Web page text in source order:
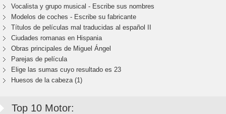
Vocalista y grupo musical - Escribe sus nombres
Modelos de coches - Escribe su fabricante
Títulos de películas mal traducidas al español II
Ciudades romanas en Hispania
Obras principales de Miguel Ángel
Parejas de película
Elige las sumas cuyo resultado es 23
Huesos de la cabeza (1)
Top 10 Motor: